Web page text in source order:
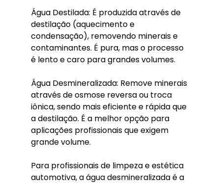
Água Destilada: É produzida através de
destilação (aquecimento e
condensação), removendo minerais e
contaminantes. É pura, mas o processo
é lento e caro para grandes volumes.
Água Desmineralizada: Remove minerais
através de osmose reversa ou troca
iônica, sendo mais eficiente e rápida que
a destilação. É a melhor opção para
aplicações profissionais que exigem
grande volume.
Para profissionais de limpeza e estética
automotiva, a água desmineralizada é a